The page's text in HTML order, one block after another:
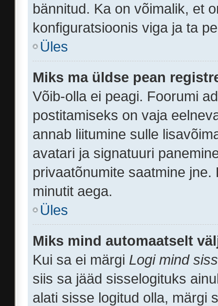
bännitud. Ka on võimalik, et
konfiguratsioonis viga ja ta
Üles
Miks ma üldse pean
Võib-olla ei peagi. Foorumi
postitamiseks on vaja
annab liitumine sulle
avatari ja signatuuri
privaatõnumite saatmine
minutit aega.
Üles
Miks mind automaatselt
Kui sa ei märgi Logi mind
siis sa jääd sisselogituks
alati sisse logitud olla, märgi